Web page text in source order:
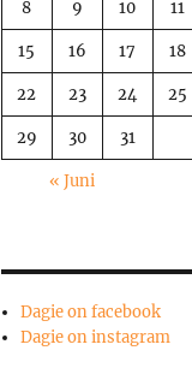
8 9 10 11
15 16 17 18
22 23 24 25
29 30 31
« Juni
Dagie on facebook
Dagie on instagram